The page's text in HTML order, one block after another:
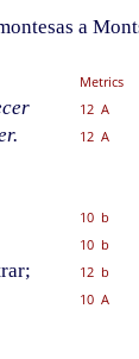
a
Metrics
12 A
12 A
10 b
10 b
12 b
10 A